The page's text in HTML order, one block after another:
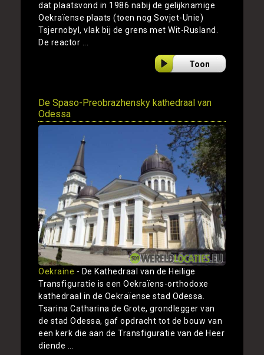
dat plaatsvond in 1986 nabij de gelijknamige
Oekraïense plaats (toen nog Sovjet-Unie)
Tsjernobyl, vlak bij de grens met Wit-Rusland.
De reactor ...
Toon
De Spaso-Preobrazhensky kathedraal van
Odessa
Oekraine - De Kathedraal van de Heilige
Transfiguratie is een Oekraïens-orthodoxe
kathedraal in de Oekraïense stad Odessa.
Tsarina Catharina de Grote, grondlegger van
de stad Odessa, gaf opdracht tot de bouw van
een kerk die aan de Transfiguratie van de Heer
diende ...